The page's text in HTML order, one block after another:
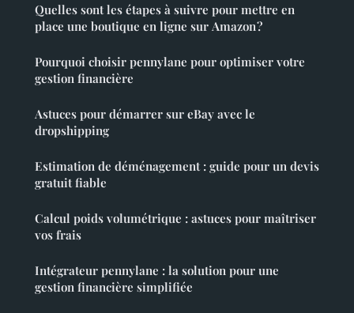
Quelles sont les étapes à suivre pour mettre en
place une boutique en ligne sur Amazon ?
Pourquoi choisir pennylane pour optimiser votre
gestion financière
Astuces pour démarrer sur eBay avec le
dropshipping
Estimation de déménagement : guide pour un devis
gratuit fiable
Calcul poids volumétrique : astuces pour maîtriser
vos frais
Intégrateur pennylane : la solution pour une
gestion financière simplifiée